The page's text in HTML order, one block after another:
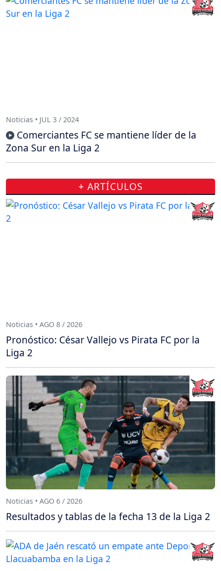
Noticias • JUL 3 / 2024
Comerciantes FC se mantiene líder de la
Zona Sur en la Liga 2
+ ARTÍCULOS
Noticias • AGO 8 / 2026
Pronóstico: César Vallejo vs Pirata FC por la
Liga 2
Noticias • AGO 6 / 2026
Resultados y tablas de la fecha 13 de la Liga 2